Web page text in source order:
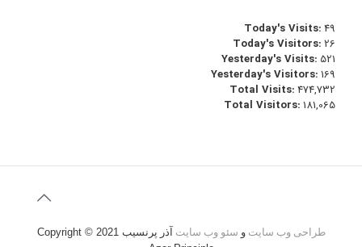
Today's Visits:49
Today's Visitors:26
Yesterday's Visits: 521
Yesterday's Visitors:169
Total Visits:474,732
Total Visitors:181,065
طراحی وب سایت و سئو وب سایت آذر پرنسیب Copyright © 2021